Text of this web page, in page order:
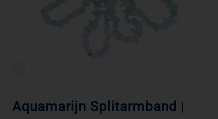
Aquamarijn Splitarmband |